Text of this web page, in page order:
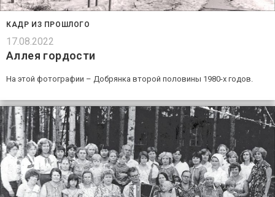
КАДР ИЗ ПРОШЛОГО
17.08.2022
Аллея гордости
На этой фотографии – Добрянка второй половины 1980-х годов.